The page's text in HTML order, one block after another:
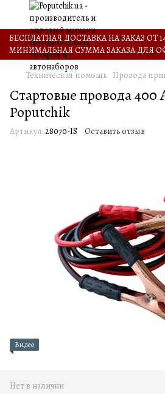
БЕСПЛАТНАЯ ДОСТАВКА НА ЗАКАЗ ОТ
МИНИМАЛЬНАЯ СУММА ЗАКАЗА ДЛЯ
Техническая помощь Провода
Стартовые провода 400
Poputchik
Артикул:28070-IS Оставить отзыв
Видео
Нет в наличии